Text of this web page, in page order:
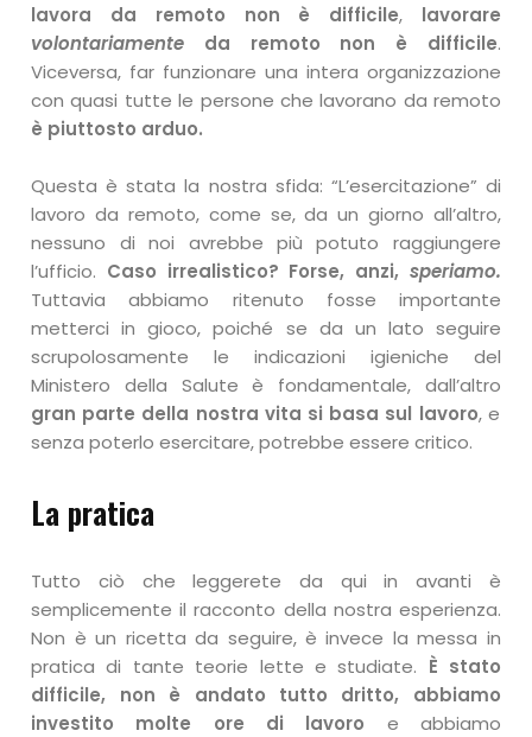
lavora da remoto non è difficile, lavorare
volontariamente da remoto non è difficile.
Viceversa, far funzionare una intera organizzazione
con quasi tutte le persone che lavorano da remoto
è piuttosto arduo.
Questa è stata la nostra sfida: “L’esercitazione” di
lavoro da remoto, come se, da un giorno all’altro,
nessuno di noi avrebbe più potuto raggiungere
l’ufficio. Caso irrealistico? Forse, anzi, speriamo.
Tuttavia abbiamo ritenuto fosse importante
metterci in gioco, poiché se da un lato seguire
scrupolosamente le indicazioni igieniche del
Ministero della Salute è fondamentale, dall’altro
gran parte della nostra vita si basa sul lavoro, e
senza poterlo esercitare, potrebbe essere critico.
La pratica
Tutto ciò che leggerete da qui in avanti è
semplicemente il racconto della nostra esperienza.
Non è un ricetta da seguire, è invece la messa in
pratica di tante teorie lette e studiate. È stato
difficile, non è andato tutto dritto, abbiamo
investito molte ore di lavoro e abbiamo